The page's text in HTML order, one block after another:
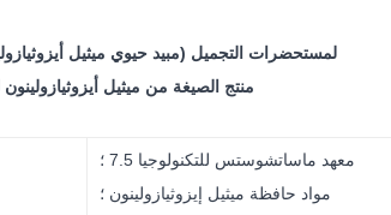
مواد حافظة MIT-7.5 لمستحضرات التجميل (مبيد حيوي ميثيل
منتج الصيغة من ميثيل
معهد ماساتشوستس للتكنولوجيا 7.5 ؛